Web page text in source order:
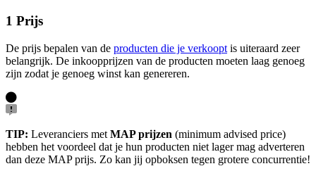
1 Prijs
De prijs bepalen van de producten die je verkoopt is uiteraard zeer
belangrijk. De inkoopprijzen van de producten moeten laag genoeg
zijn zodat je genoeg winst kan genereren.
TIP: Leveranciers met MAP prijzen (minimum advised price)
hebben het voordeel dat je hun producten niet lager mag adverteren
dan deze MAP prijs. Zo kan jij opboksen tegen grotere concurrentie!